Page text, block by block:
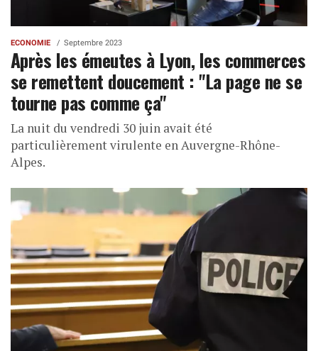
ECONOMIE Septembre 2023
Après les émeutes à Lyon, les commerces
se remettent doucement : "La page ne se
tourne pas comme ça"
La nuit du vendredi 30 juin avait été
particulièrement virulente en Auvergne-Rhône-
Alpes.